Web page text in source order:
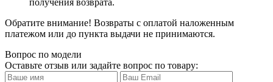
Обратите внимание! Возвраты с оплатой наложенным
платежом или до пункта выдачи не принимаются.
Вопрос по модели
Оставьте отзыв или задайте вопрос по товару: